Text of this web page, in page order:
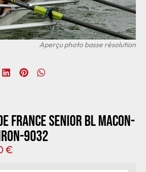
France senior BL Macon-
9032
€